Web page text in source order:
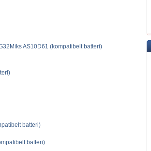
AS10D61 (kompatibelt batteri)
batteri)
batteri)